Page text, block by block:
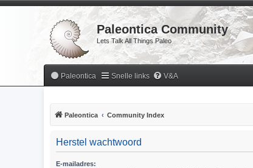
Paleontica Community
Lets Talk All Things Paleo
Paleontica Snelle links V&A
Paleontica Community Index
Herstel wachtwoord
E-mailadres: